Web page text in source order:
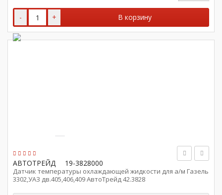
- + В корзину
АВТОТРЕЙД 19-3828000
Датчик температуры охлаждающей жидкости для а/м Газель
3302,УАЗ дв.405,406,409 АвтоТрейд 42.3828